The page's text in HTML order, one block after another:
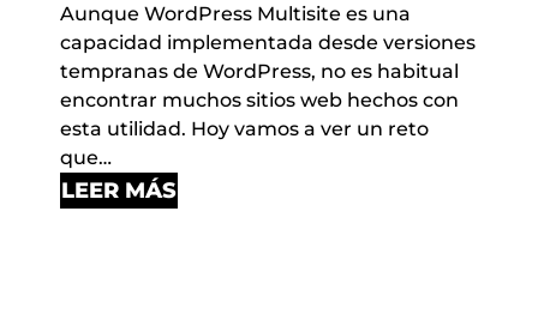
Aunque WordPress Multisite es una
capacidad implementada desde versiones
tempranas de WordPress, no es habitual
encontrar muchos sitios web hechos con
esta utilidad. Hoy vamos a ver un reto
que…
LEER MÁS